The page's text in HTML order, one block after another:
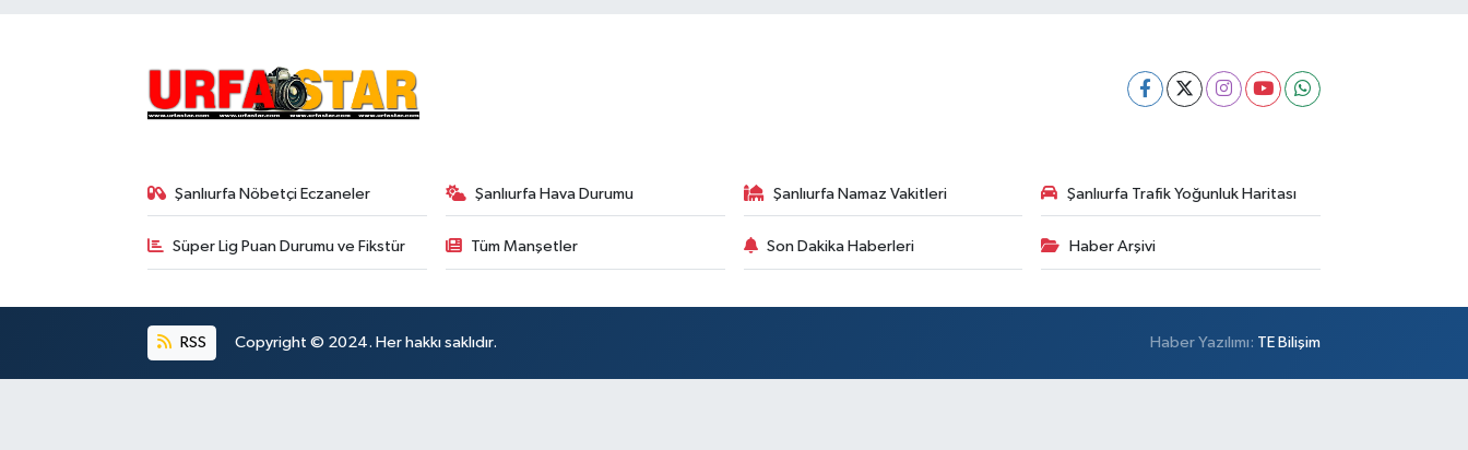
Şanlıurfa Nöbetçi Eczaneler Şanlıurfa Hava Durumu Şanlıurfa Namaz Vakitleri Şanlıurfa Trafik Yoğunluk Haritası
Süper Lig Puan Durumu ve Fikstür Tüm Manşetler Son Dakika Haberleri Haber Arşivi
RSS Copyright © 2024. Her hakkı saklıdır. Haber Yazılımı: TE Bilişim